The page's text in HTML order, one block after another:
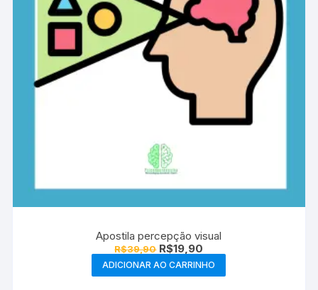
Apostila percepção visual
R$39,90 O
preço
original
era:
R$19,90
preço
atual
é:
ADICIONAR AO CARRINHO